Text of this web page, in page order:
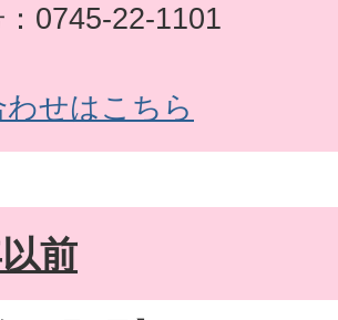
0745-22-1101
せはこちら
前